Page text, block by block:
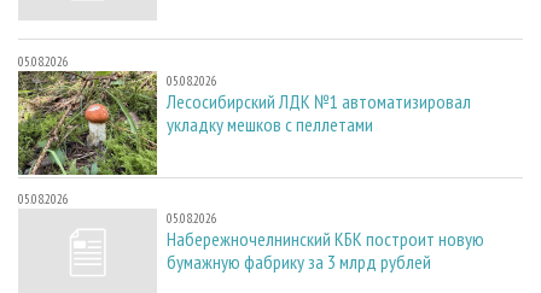
05.08.2026
05.08.2026
Лесосибирский ЛДК №1 автоматизировал
укладку мешков с пеллетами
05.08.2026
05.08.2026
Набережночелнинский КБК построит новую
бумажную фабрику за 3 млрд рублей